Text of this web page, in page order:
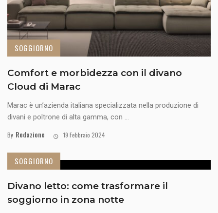
SOGGIORNO
Comfort e morbidezza con il divano
Cloud di Marac
Marac è un’azienda italiana specializzata nella produzione di
divani e poltrone di alta gamma, con ...
By Redazione 19 Febbraio 2024
SOGGIORNO
Divano letto: come trasformare il
soggiorno in zona notte